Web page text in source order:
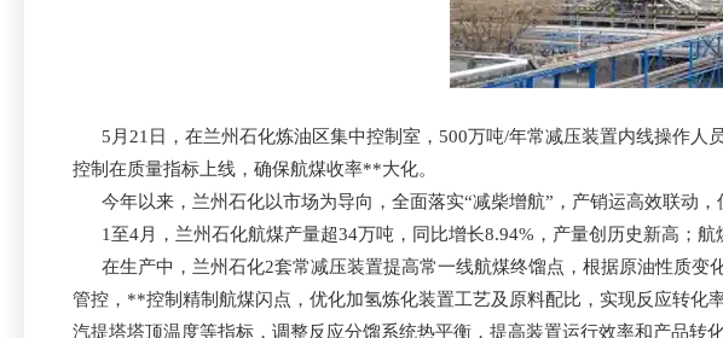
5月21日，在兰州石化炼油区集中控制室，500万吨/年常减压装置内线操作人
控制在质量指标上线，确保航煤收率**大化。
今年以来，兰州石化以市场为导向，全面落实“减柴增航”，产销运高效联动，
1至4月，兰州石化航煤产量超34万吨，同比增长8.94%，产量创历史新高；航
在生产中，兰州石化2套常减压装置提高常一线航煤终馏点，根据原油性质变
管控，**控制精制航煤闪点，优化加氢炼化装置工艺及原料配比，实现反应转化
汽提塔塔顶温度等指标，调整反应分馏系统热平衡，提高装置运行效率和产品